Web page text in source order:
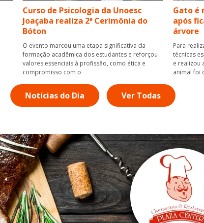
Curso de Psicologia da Unoesc
Joaçaba realiza 2ª Cerimônia do
Bóton
O evento marcou uma etapa significativa da
formação acadêmica dos estudantes e reforçou
valores essenciais à profissão, como ética e
compromisso com o
Gato é
após
árvore
Para
técnicas
e realizou
animal foi
Notícias do Dia Ver Todas